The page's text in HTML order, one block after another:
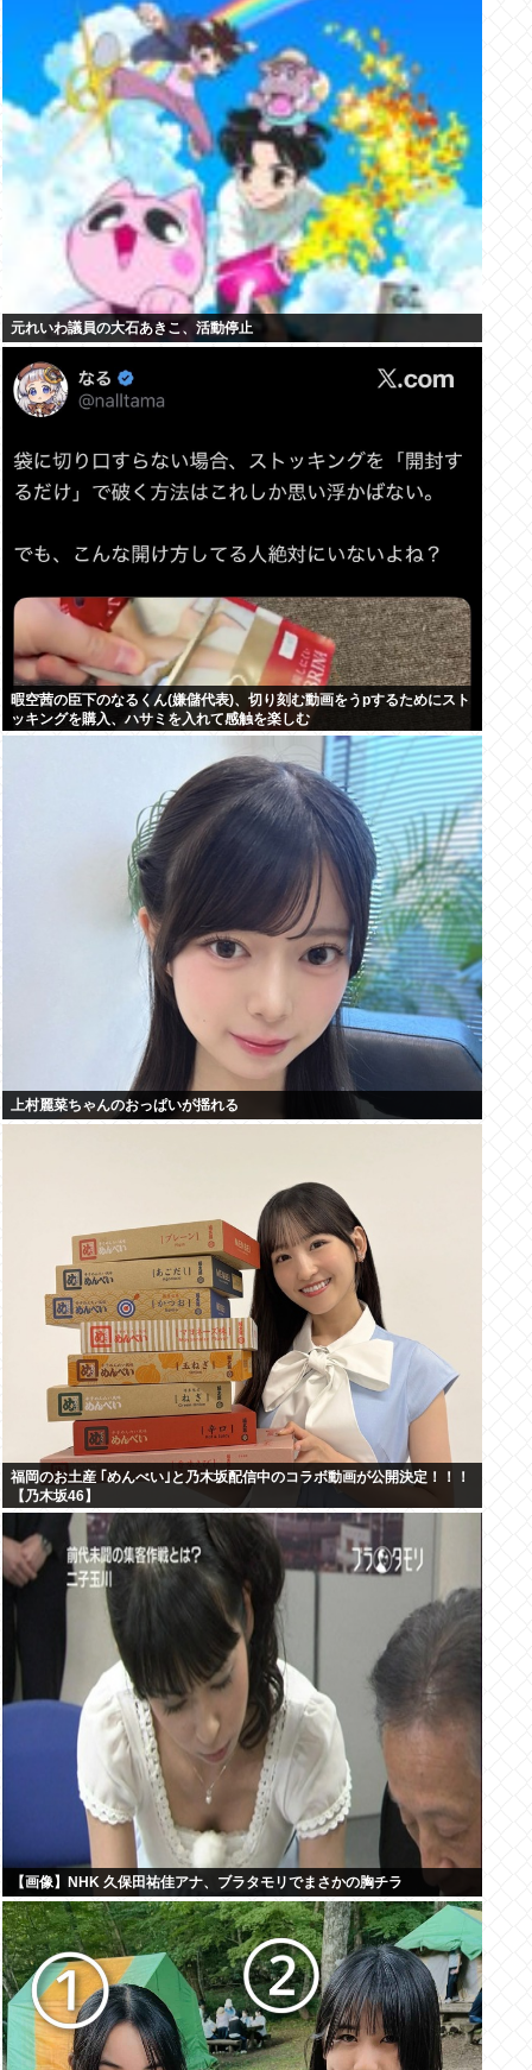
元れいわ議員の大石あきこ、活動停止
暇空茜の臣下のなるくん(嫌儲代表)、切り刻む動画をうpするためにスト
ッキングを購入、ハサミを入れて感触を楽しむ
上村麗菜ちゃんのおっぱいが揺れる
福岡のお土産 ｢めんべい｣と乃木坂配信中のコラボ動画が公開決定！！！
【乃木坂46】
【画像】NHK 久保田祐佳アナ、ブラタモリでまさかの胸チラ